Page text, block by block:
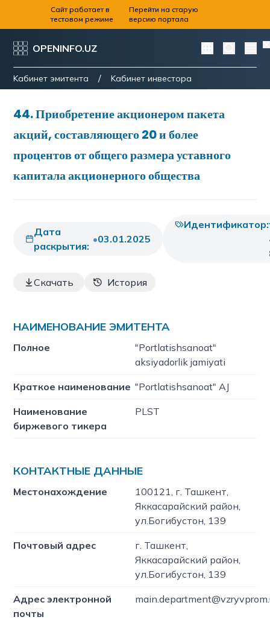
Сайт работает в
тестовом режиме
Перейти на старую
версию портала
OPENINFO.UZ
Kабинет эмитента / Kабинет инвестора
44.Приобретение акционером пакета
акций, составляющего 20 и более
процентов от общего размера уставного
капитала акционерного общества
Дата
раскрытия:
•03.01.2025
Идентификатор:
Скачать История
НАИМЕНОВАНИЕ ЭМИТЕНТА
Полное
"Portlatishsanoat"
aksiyadorlik jamiyati
Краткое наименование "Portlatishsanoat" AJ
Наименование
биржевого тикера
PLST
КОНТАКТНЫЕ ДАННЫЕ
Местонахождение
100121, г. Ташкент,
Яккасарайский район,
ул.Богибустон, 139
Почтовый адрес
г. Ташкент,
Яккасарайский район,
ул.Богибустон, 139
Адрес электронной
почты